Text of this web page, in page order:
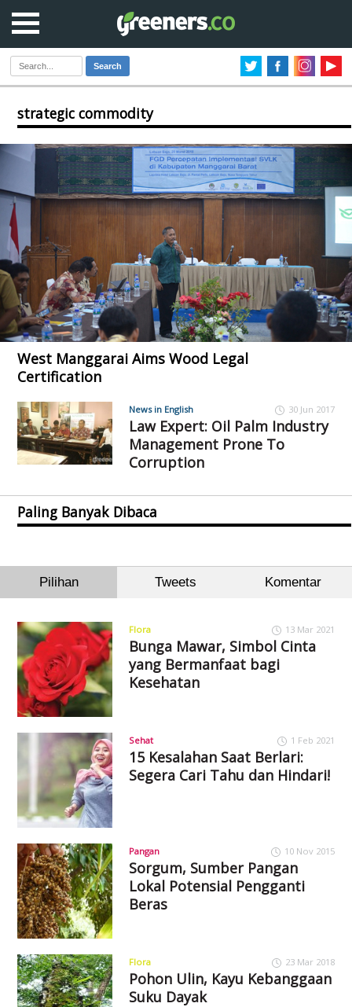
Search
strategic commodity
West Manggarai Aims Wood Legal
Certification
News in English 30 Jun 2017
Law Expert: Oil Palm Industry
Management Prone To
Corruption
Paling Banyak Dibaca
Pilihan Tweets Komentar
Flora 13 Mar 2021
Bunga Mawar, Simbol Cinta
yang Bermanfaat bagi
Kesehatan
Sehat 1 Feb 2021
15 Kesalahan Saat Berlari:
Segera Cari Tahu dan Hindari!
Pangan 10 Nov 2015
Sorgum, Sumber Pangan
Lokal Potensial Pengganti
Beras
Flora 23 Mar 2018
Pohon Ulin, Kayu Kebanggaan
Suku Dayak